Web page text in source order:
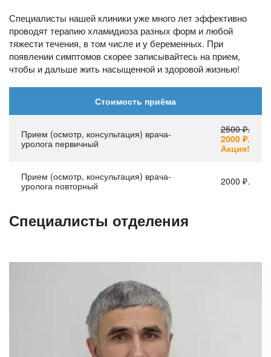
Специалисты нашей клиники уже много лет эффективно
проводят терапию хламидиоза разных форм и любой
тяжести течения, в том числе и у беременных. При
появлении симптомов скорее записывайтесь на прием,
чтобы и дальше жить насыщенной и здоровой жизнью!
Стоимость приёма
Прием (осмотр, консультация) врача-
уролога первичный
2500 ₽.
2000 ₽.
Акция!
Прием (осмотр, консультация) врача-
уролога повторный
2000 ₽.
Специалисты отделения